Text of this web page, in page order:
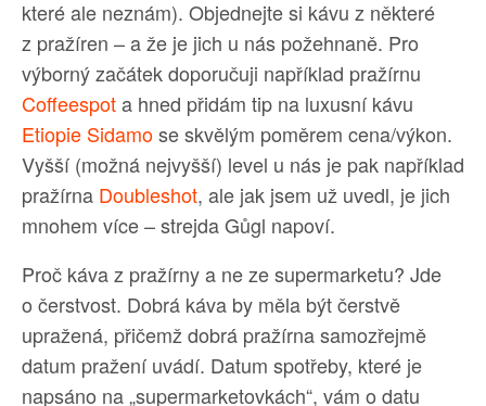
které ale neznám). Objednejte si kávu z některé
z pražíren – a že je jich u nás požehnaně. Pro
výborný začátek doporučuji například pražírnu
Coffeespota hned přidám tip na luxusní kávu
Etiopie Sidamose skvělým poměrem cena/výkon.
Vyšší (možná nejvyšší) level u nás je pak například
pražírna Doubleshot, ale jak jsem už uvedl, je jich
mnohem více – strejda Gůgl napoví.
Proč káva z pražírny a ne ze supermarketu? Jde
o čerstvost. Dobrá káva by měla být čerstvě
upražená, přičemž dobrá pražírna samozřejmě
datum pražení uvádí. Datum spotřeby, které je
napsáno na „supermarketovkách“, vám o datu